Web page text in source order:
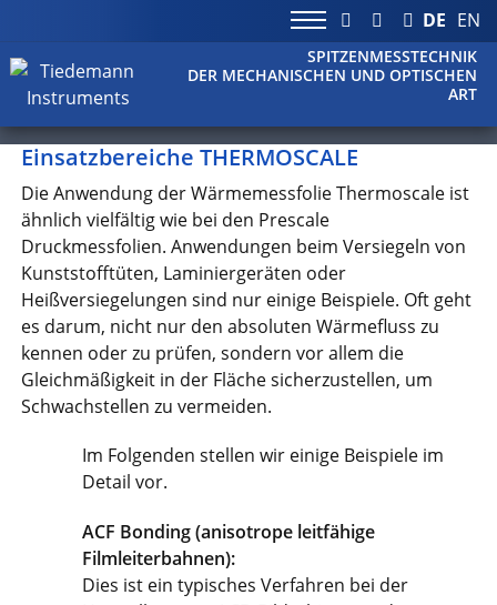
DE EN
SPITZENMESSTECHNIK
DER MECHANISCHEN UND OPTISCHEN
ART
Einsatzbereiche THERMOSCALE
Die Anwendung der Wärmemessfolie Thermoscale ist
ähnlich vielfältig wie bei den Prescale
Druckmessfolien. Anwendungen beim Versiegeln von
Kunststofftüten, Laminiergeräten oder
Heißversiegelungen sind nur einige Beispiele. Oft geht
es darum, nicht nur den absoluten Wärmefluss zu
kennen oder zu prüfen, sondern vor allem die
Gleichmäßigkeit in der Fläche sicherzustellen, um
Schwachstellen zu vermeiden.
Im Folgenden stellen wir einige Beispiele im
Detail vor.
ACF Bonding (anisotrope leitfähige
Filmleiterbahnen):
Dies ist ein typisches Verfahren bei der